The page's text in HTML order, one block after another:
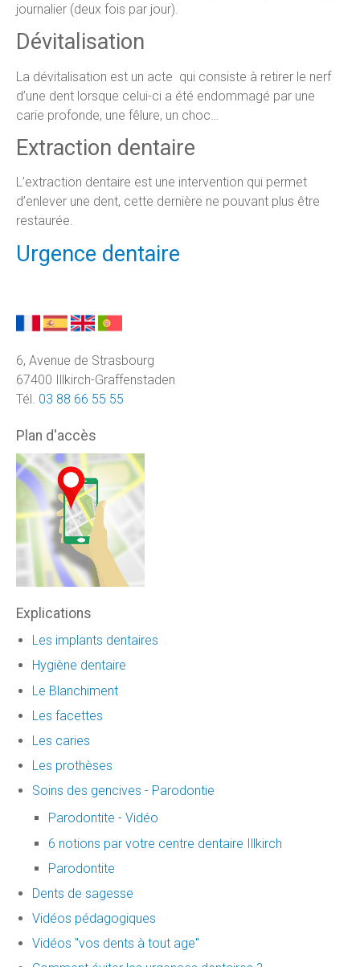
journalier (deux fois par jour).
Dévitalisation
La dévitalisation est un acte qui consiste à retirer le nerf
d’une dent lorsque celui-ci a été endommagé par une
carie profonde, une fêlure, un choc…
Extraction dentaire
L’extraction dentaire est une intervention qui permet
d’enlever une dent, cette dernière ne pouvant plus être
restaurée.
Urgence dentaire
6, Avenue de Strasbourg
67400 Illkirch-Graffenstaden
Tél. 03 88 66 55 55
Plan d'accès
Explications
Les implants dentaires
Hygiène dentaire
Le Blanchiment
Les facettes
Les caries
Les prothèses
Soins des gencives - Parodontie
Parodontite - Vidéo
6 notions par votre centre dentaire Illkirch
Parodontite
Dents de sagesse
Vidéos pédagogiques
Vidéos "vos dents à tout age"